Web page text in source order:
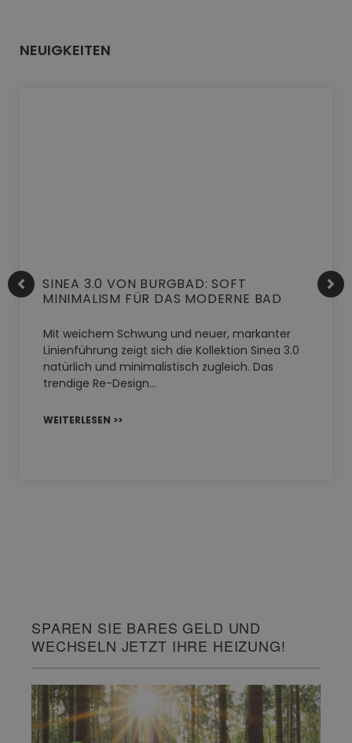
NEUIGKEITEN
SINEA 3.0 VON BURGBAD: SOFT
MINIMALISM FÜR DAS MODERNE BAD
Mit weichem Schwung und neuer, markanter
Linienführung zeigt sich die Kollektion Sinea 3.0
natürlich und minimalistisch zugleich. Das
trendige Re-Design…
WEITERLESEN >>
SPAREN SIE BARES GELD UND
WECHSELN JETZT IHRE HEIZUNG!